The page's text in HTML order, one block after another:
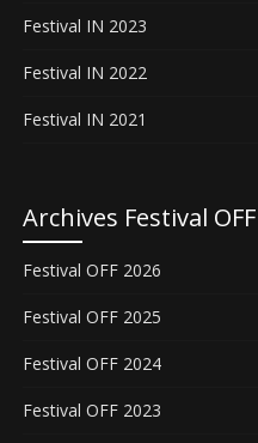
Festival IN 2023
Festival IN 2022
Festival IN 2021
Archives Festival OFF
Festival OFF 2026
Festival OFF 2025
Festival OFF 2024
Festival OFF 2023